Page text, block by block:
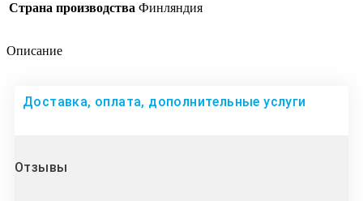
Страна производства Финляндия
Описание
Доставка, оплата, дополнительные услуги
Отзывы